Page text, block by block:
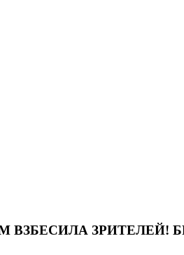
ЗРИТЕЛЕЙ!